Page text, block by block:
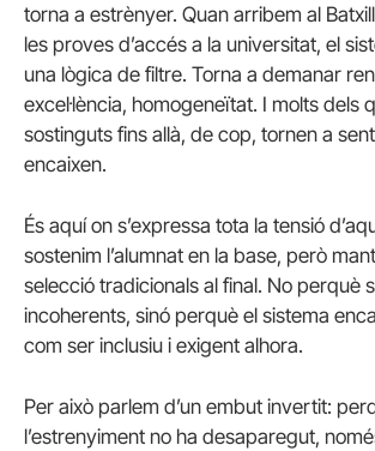
torna a estrènyer. Quan arribem al
les proves d’accés a la universitat, el
una lògica de filtre. Torna a demanar
excel·lència, homogeneïtat. I molts dels
sostinguts fins allà, de cop, tornen a
encaixen.
És aquí on s’expressa tota la tensió
sostenim l’alumnat en la base, però
selecció tradicionals al final. No perquè
incoherents, sinó perquè el sistema
com ser inclusiu i exigent alhora.
Per això parlem d’un embut invertit:
l’estrenyiment no ha desaparegut,